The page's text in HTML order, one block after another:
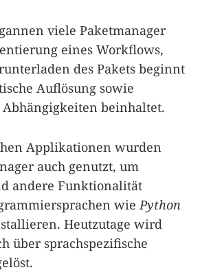
viele Paketmanager
eines Workflows,
des Pakets beginnt
Auflösung sowie
beinhaltet.
Applikationen wurden
auch genutzt, um
andere Funktionalität
wiePython
Heutzutage wird
über sprachspezifische